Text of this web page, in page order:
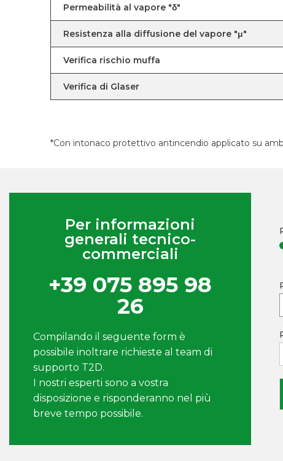
Permeabilità al vapore "δ"
Resistenza alla diffusione del vapore "μ"
Verifica rischio muffa
Verifica di Glaser
*Con intonaco protettivo antincendio applicato su
Per informazioni
generali tecnico-
commerciali
+39 075 895 98
26
Compilando il seguente form è
possibile inoltrare richieste al team di
supporto T2D.
I nostri esperti sono a vostra
disposizione e risponderanno nel più
breve tempo possibile.